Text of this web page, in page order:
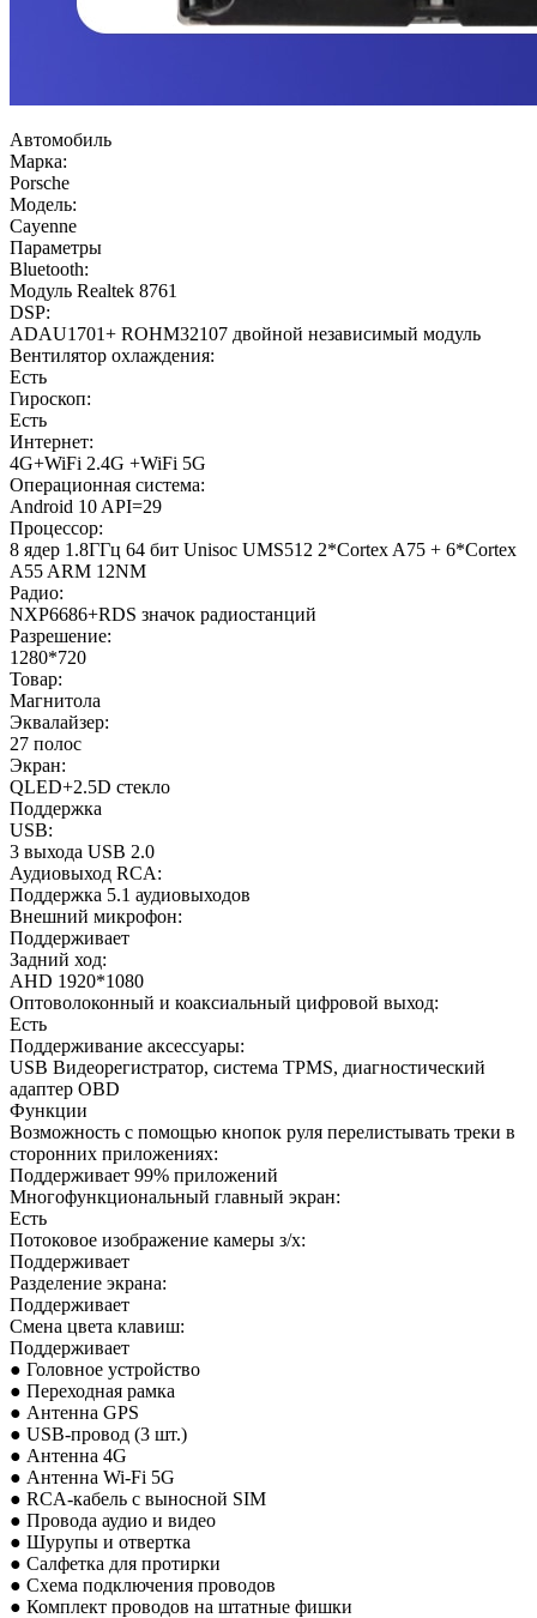
Автомобиль
Марка:
Porsche
Модель:
Cayenne
Параметры
Bluetooth:
Модуль Realtek 8761
DSP:
ADAU1701+ ROHM32107 двойной независимый модуль
Вентилятор охлаждения:
Есть
Гироскоп:
Есть
Интернет:
4G+WiFi 2.4G +WiFi 5G
Операционная система:
Android 10 API=29
Процессор:
8 ядер 1.8ГГц 64 бит Unisoc UMS512 2*Cortex A75 + 6*Cortex
A55 ARM 12NM
Радио:
NXP6686+RDS значок радиостанций
Разрешение:
1280*720
Товар:
Магнитола
Эквалайзер:
27 полос
Экран:
QLED+2.5D стекло
Поддержка
USB:
3 выхода USB 2.0
Аудиовыход RCA:
Поддержка 5.1 аудиовыходов
Внешний микрофон:
Поддерживает
Задний ход:
AHD 1920*1080
Оптоволоконный и коаксиальный цифровой выход:
Есть
Поддерживание аксессуары:
USB Видеорегистратор, система TPMS, диагностический
адаптер OBD
Функции
Возможность с помощью кнопок руля перелистывать треки в
сторонних приложениях:
Поддерживает 99% приложений
Многофункциональный главный экран:
Есть
Потоковое изображение камеры з/х:
Поддерживает
Разделение экрана:
Поддерживает
Смена цвета клавиш:
Поддерживает
● Головное устройство
● Переходная рамка
● Антенна GPS
● USB-провод (3 шт.)
● Антенна 4G
● Антенна Wi-Fi 5G
● RCA-кабель с выносной SIM
● Провода аудио и видео
● Шурупы и отвертка
● Салфетка для протирки
● Схема подключения проводов
● Комплект проводов на штатные фишки